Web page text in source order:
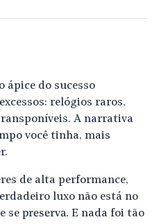
ápice do sucesso
relógios raros,
A narrativa
você tinha, mais
de alta performance,
luxo não está no
se preserva. E nada foi tão